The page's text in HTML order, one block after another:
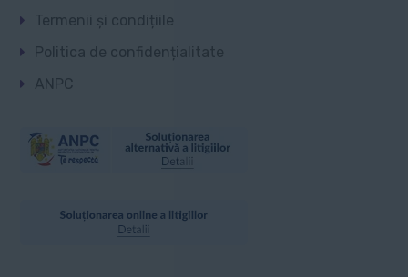
Termenii și condițiile
Politica de confidențialitate
ANPC